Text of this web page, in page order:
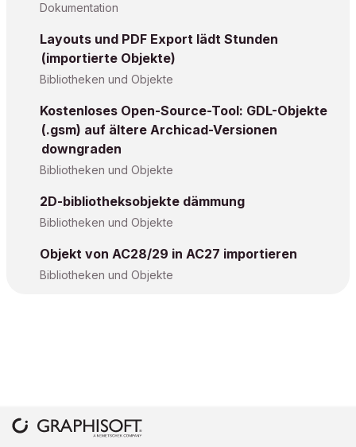
Dokumentation
Layouts und PDF Export lädt Stunden
(importierte Objekte)
Bibliotheken und Objekte
Kostenloses Open-Source-Tool: GDL-Objekte
(.gsm) auf ältere Archicad-Versionen
downgraden
Bibliotheken und Objekte
2D-bibliotheksobjekte dämmung
Bibliotheken und Objekte
Objekt von AC28/29 in AC27 importieren
Bibliotheken und Objekte